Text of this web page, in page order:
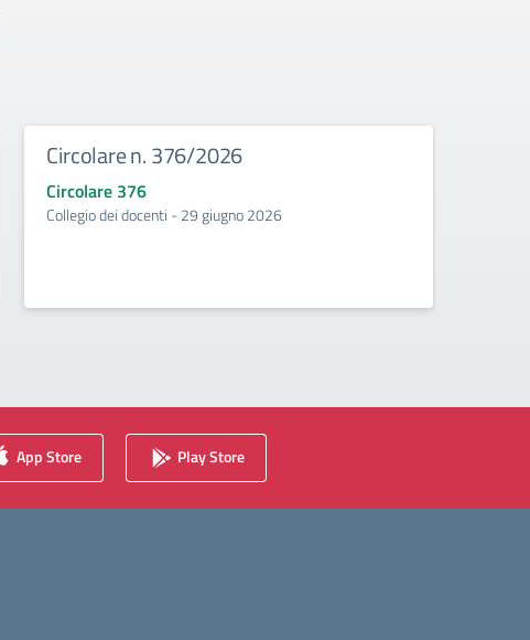
Circolare n. 376/2026
Circolare 376
Collegio dei docenti - 29 giugno 2026
App Store Play Store